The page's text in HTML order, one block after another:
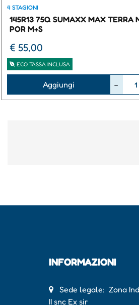
4 STAGIONI
145R13 75Q SUMAXX MAX TERRA
POR M+S
€ 55,00
ECO TASSA INCLUSA
Aggiungi
INFORMAZIONI
Sede legale: Zona
II snc Ex sir